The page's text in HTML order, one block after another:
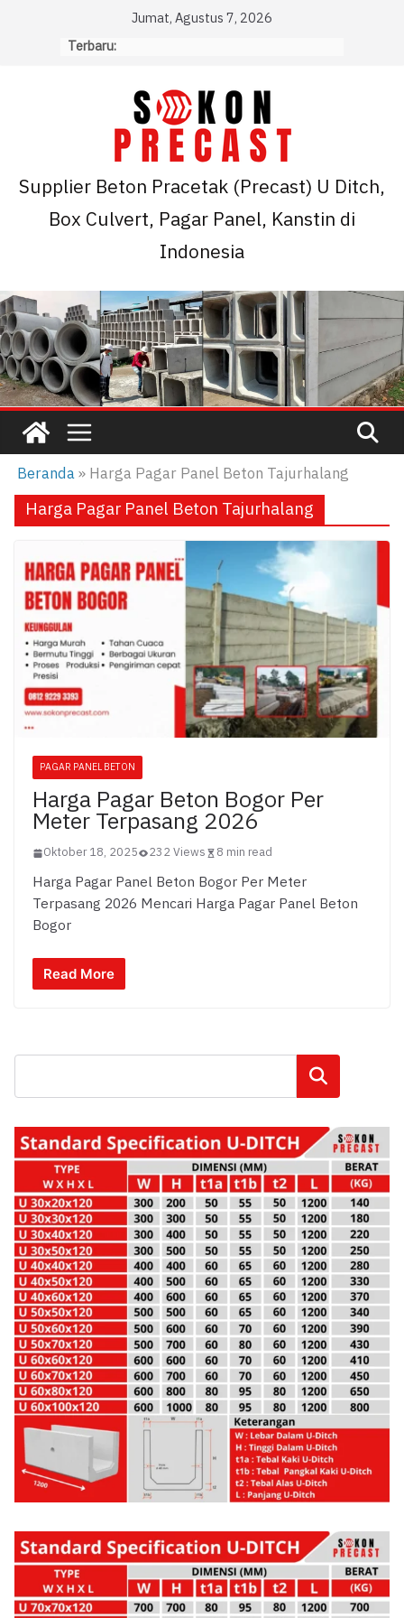
Jumat, Agustus 7, 2026
Terbaru:
Supplier Beton Pracetak (Precast) U Ditch,
Box Culvert, Pagar Panel, Kanstin di
Indonesia
Beranda» Harga Pagar Panel Beton Tajurhalang
Harga Pagar Panel Beton Tajurhalang
PAGAR PANEL BETON
Harga Pagar Beton Bogor Per
Meter Terpasang 2026
Oktober 18, 2025 232 Views 8 min read
Harga Pagar Panel Beton Bogor Per Meter
Terpasang 2026 Mencari Harga Pagar Panel Beton
Bogor
Read More
Cari